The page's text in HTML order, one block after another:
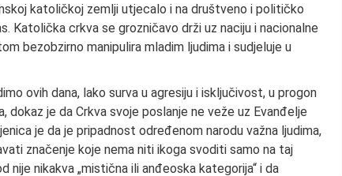
katoličkoj zemlji utjecalo i na društveno i političko
Katolička crkva se grozničavo drži uz naciju i nacionalne
bezobzirno manipulira mladim ljudima i sudjeluje u
ovih dana, lako surva u agresiju i isključivost, u progon
dokaz je da Crkva svoje poslanje ne veže uz Evanđelje
je da je pripadnost određenom narodu važna ljudima,
značenje koje nema niti ikoga svoditi samo na taj
nije nikakva „mistična ili anđeoska kategorija“ i da